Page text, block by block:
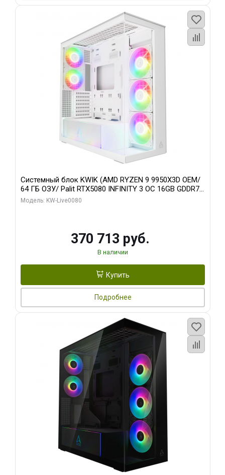
Системный блок KWIK (AMD RYZEN 9 9950X3D OEM/
64 ГБ ОЗУ/ Palit RTX5080 INFINITY 3 OC 16GB GDDR7
256bit 3xDP H/ 960 ГБ SSD)
Модель: KW-Live0080
370 713 руб.
В наличии
Купить
Подробнее